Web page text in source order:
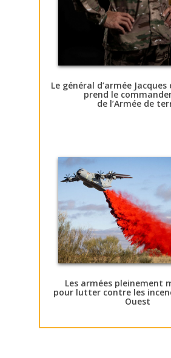
Le général d’armée
prend le
de l’Armée de
Les armées pleinement
pour lutter contre les
Ouest